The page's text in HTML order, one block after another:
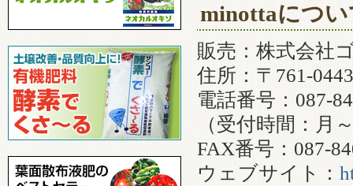
minottaにつ
販売：株式会社
住所：〒761-
電話番号：087-
（受付時間：
FAX番号：087-
ウェブサイト：